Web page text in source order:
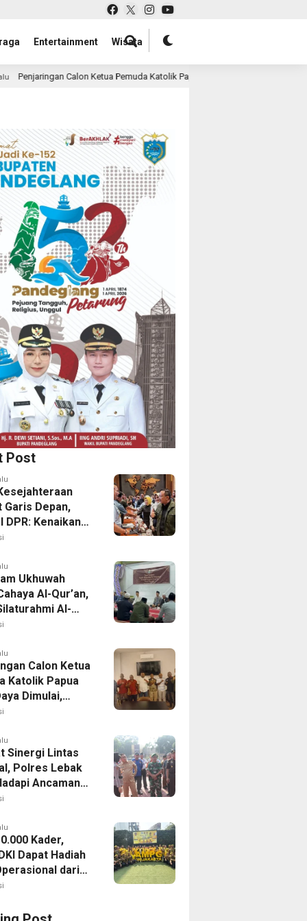
Entertainment Wisata
Katolik Papua Barat Daya Dimulai, Muskomda II Siap Digelar 10
Post
Garis Depan,
DPR: Kenaikan
Ukhuwah
Al-Qur’an,
Al-
Bersiap
Calon Ketua
Katolik Papua
Dimulai,
II Siap Digelar
Sinergi Lintas
Polres Lebak
Ancaman
Hutan
Kader,
Dapat Hadiah
dari